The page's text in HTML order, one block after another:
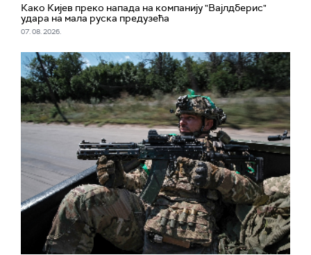
Како Кијев преко напада на компанију "Вајлдберис"
удара на мала руска предузећа
07. 08. 2026.